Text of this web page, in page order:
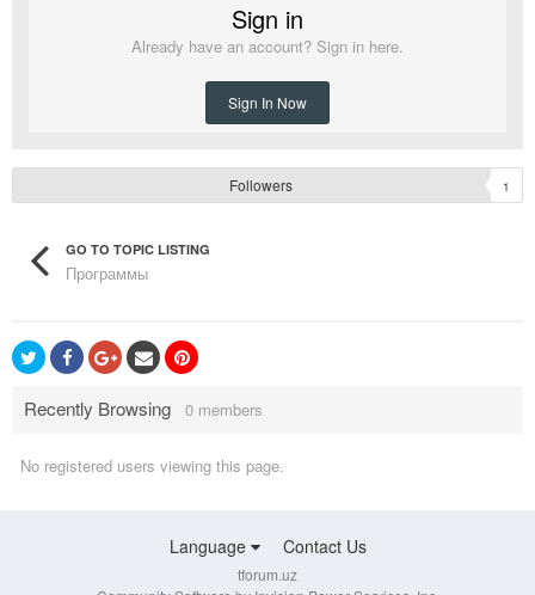
Sign in
Already have an account? Sign in here.
Sign In Now
Followers 1
GO TO TOPIC LISTING
Программы
Recently Browsing 0 members
No registered users viewing this page.
Language Contact Us
tforum.uz